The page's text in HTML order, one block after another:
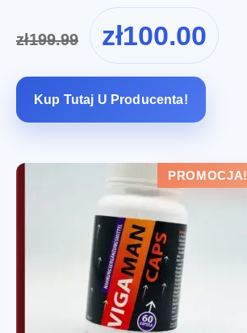
zł199.99
Pierwotna
cena
wynosiła:
zł100.00
cena
Kup Tutaj U Producenta!
PROMOCJA!